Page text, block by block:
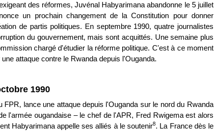
des réformes, Juvénal Habyarimana abandonne le 5 juillet
un prochain changement de la Constitution pour donner
de partis politiques. En septembre 1990, quatre journalistes
du gouvernement, mais sont acquittés. Une semaine plus
chargé d'étudier la réforme politique. C'est à ce moment
attaque contre le Rwanda depuis l'Ouganda.
1990
lance une attaque depuis l'Ouganda sur le nord du Rwanda
l'armée ougandaise – le chef de l'APR, Fred Rwigema est alors
Habyarimana appelle ses alliés à le soutenir8. La France dès le